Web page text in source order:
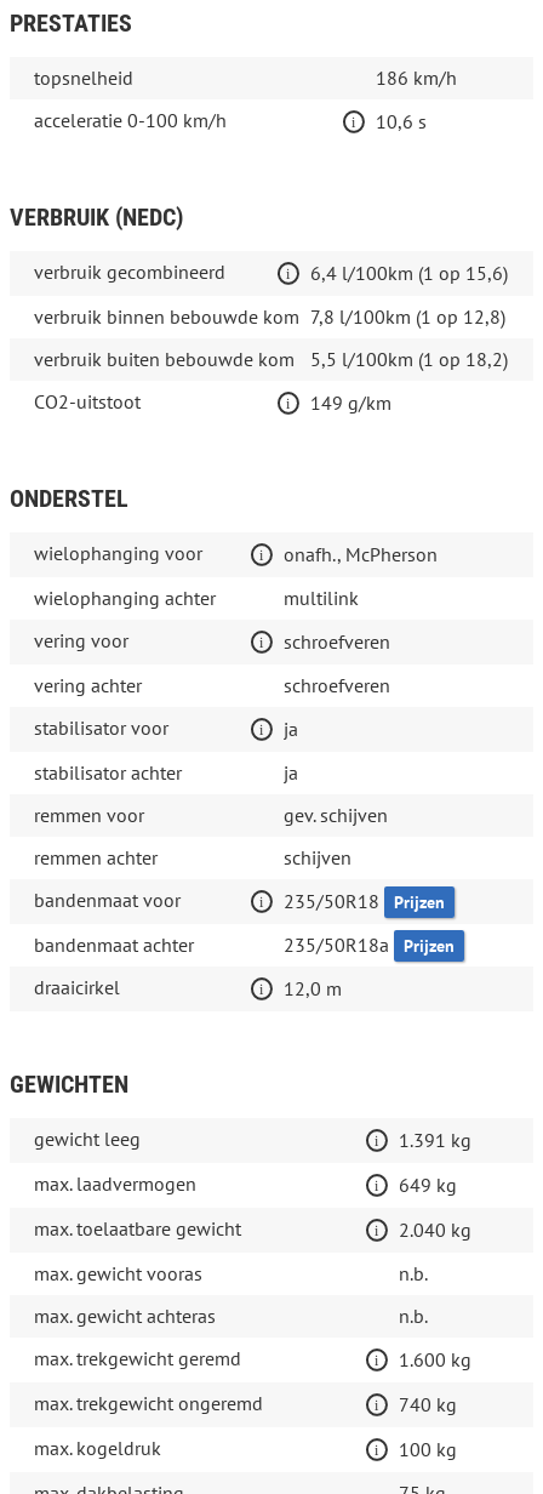
PRESTATIES
topsnelheid
186 km/h
acceleratie 0-100 km/h
10,6 s
VERBRUIK (NEDC)
verbruik gecombineerd
6,4 l/100km (1 op 15,6)
verbruik binnen bebouwde kom 7,8 l/100km (1 op 12,8)
verbruik buiten bebouwde kom
5,5 l/100km (1 op 18,2)
CO2-uitstoot
149 g/km
ONDERSTEL
wielophanging voor
onafh., McPherson
wielophanging achter
multilink
vering voor
schroefveren
vering achter
schroefveren
stabilisator voor
ja
stabilisator achter
ja
remmen voor
gev. schijven
remmen achter
schijven
bandenmaat voor
235/50R18 Prijzen
bandenmaat achter 235/50R18a Prijzen
draaicirkel 12,0 m
GEWICHTEN
gewicht leeg
1.391 kg
max. laadvermogen
649 kg
max. toelaatbare gewicht
2.040 kg
max. gewicht vooras
n.b.
max. gewicht achteras
n.b.
max. trekgewicht geremd
1.600 kg
max. trekgewicht ongeremd
740 kg
max. kogeldruk
100 kg